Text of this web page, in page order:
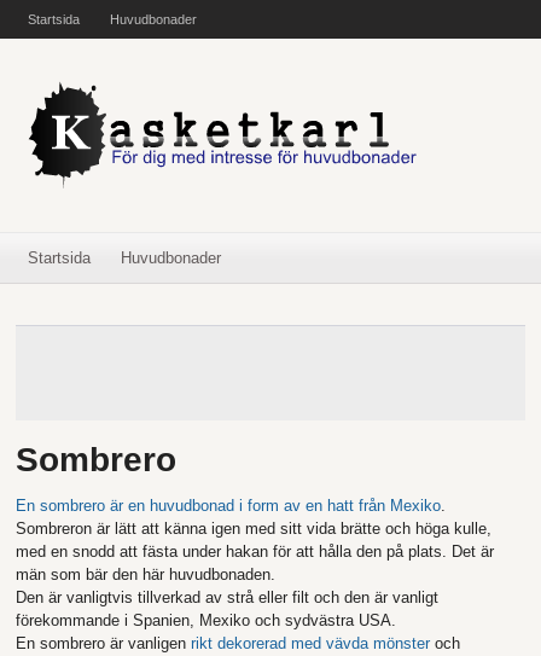
Startsida Huvudbonader
Startsida Huvudbonader
Sombrero
En sombrero är en huvudbonad i form av en hatt från Mexiko.
Sombreron är lätt att känna igen med sitt vida brätte och höga kulle,
med en snodd att fästa under hakan för att hålla den på plats. Det är
män som bär den här huvudbonaden.
Den är vanligtvis tillverkad av strå eller filt och den är vanligt
förekommande i Spanien, Mexiko och sydvästra USA.
En sombrero är vanligenrikt dekorerad med vävda mönsteroch